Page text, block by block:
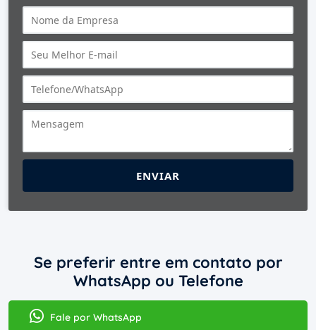
ENVIAR
Se preferir entre em contato por
WhatsApp ou Telefone
Fale por WhatsApp